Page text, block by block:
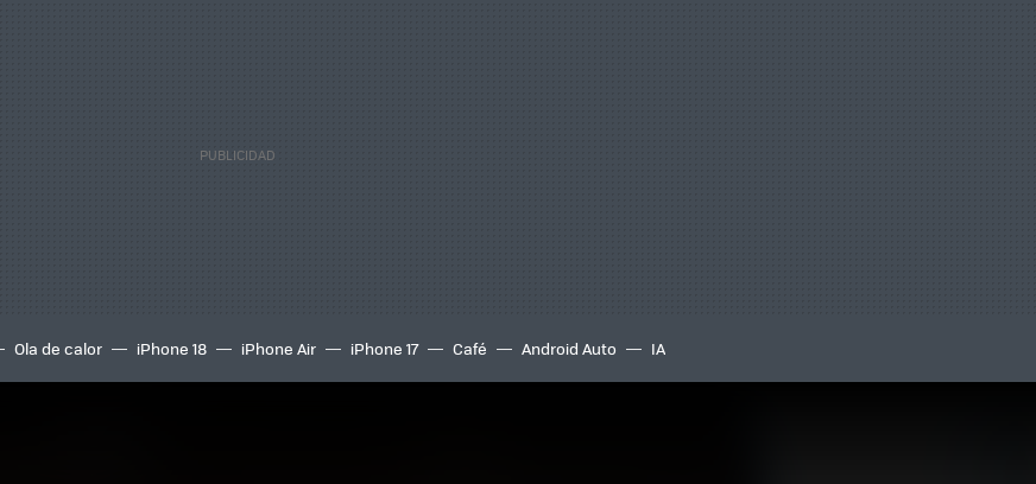
Ola de calor iPhone 18 iPhone Air iPhone 17 Café Android Auto IA